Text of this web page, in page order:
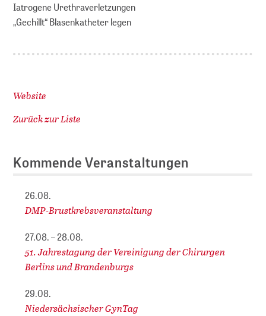
Iatrogene Urethraverletzungen
„Gechillt“ Blasenkatheter legen
Website
Zurück zur Liste
Kommende Veranstaltungen
26.08.
DMP-Brustkrebsveranstaltung
27.08. – 28.08.
51. Jahrestagung der Vereinigung der Chirurgen
Berlins und Brandenburgs
29.08.
Niedersächsischer GynTag